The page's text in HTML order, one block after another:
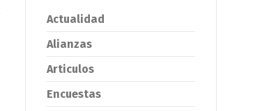
Actualidad
Alianzas
Articulos
Encuestas